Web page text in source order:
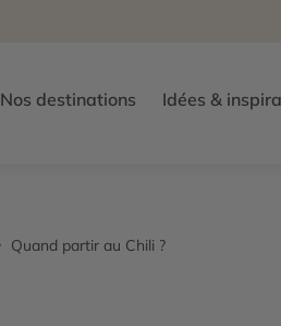
Nos destinations Idées &
Quand partir au Chili ?